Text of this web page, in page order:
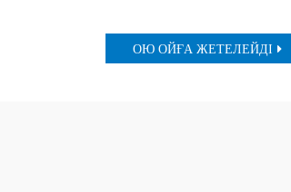
ОЮ ОЙҒА ЖЕТЕЛЕЙДІ